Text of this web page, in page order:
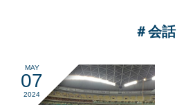
＃会話
MAY
07
2024